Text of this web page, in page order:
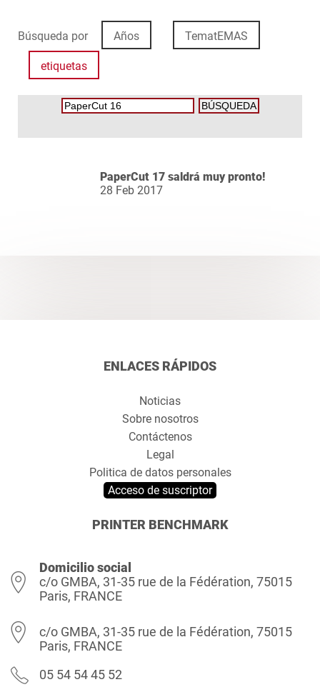
Búsqueda por Años TematEMAS
etiquetas
PaperCut 17 saldrá muy pronto!
28 Feb 2017
ENLACES RÁPIDOS
Noticias
Sobre nosotros
Contáctenos
Legal
Politica de datos personales
Acceso de suscriptor
PRINTER BENCHMARK
Domicilio social
c/o GMBA, 31-35 rue de la Fédération, 75015
Paris, FRANCE
c/o GMBA, 31-35 rue de la Fédération, 75015
Paris, FRANCE
05 54 54 45 52